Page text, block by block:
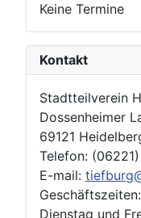
Keine Termine
Kontakt
Stadtteilverein
Dossenheimer
69121
Telefon:
E-mail:
Geschäftszeiten:
Dienstag und